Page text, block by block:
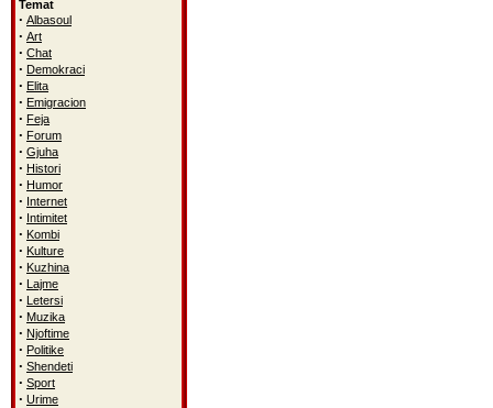
Temat
· Albasoul
· Art
· Chat
· Demokraci
· Elita
· Emigracion
· Feja
· Forum
· Gjuha
· Histori
· Humor
· Internet
· Intimitet
· Kombi
· Kulture
· Kuzhina
· Lajme
· Letersi
· Muzika
· Njoftime
· Politike
· Shendeti
· Sport
· Urime